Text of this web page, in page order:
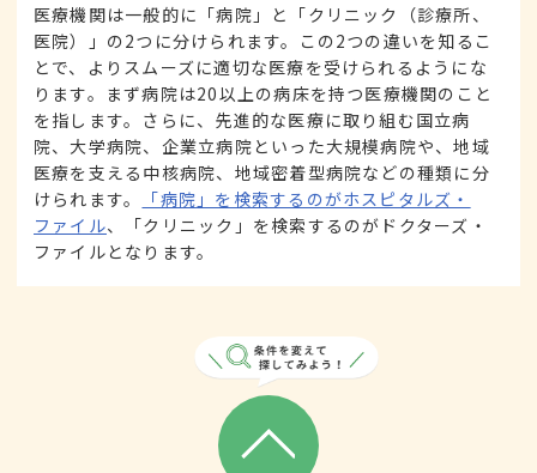
医療機関は一般的に「病院」と「クリニック（診療所、
医院）」の2つに分けられます。この2つの違いを知るこ
とで、よりスムーズに適切な医療を受けられるようにな
ります。まず病院は20以上の病床を持つ医療機関のこと
を指します。さらに、先進的な医療に取り組む国立病
院、大学病院、企業立病院といった大規模病院や、地域
医療を支える中核病院、地域密着型病院などの種類に分
けられます。
「病院」を検索するのがホスピタルズ・
ファイル、「クリニック」を検索するのがドクターズ・
ファイルとなります。